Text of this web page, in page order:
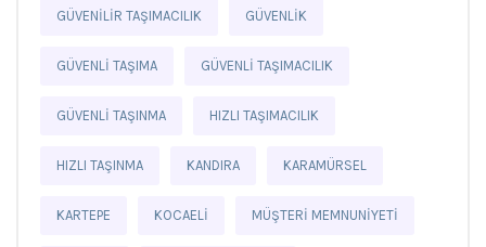
GÜVENILIR TAŞIMACILIK GÜVENLIK
GÜVENLI TAŞIMA GÜVENLI TAŞIMACILIK
GÜVENLI TAŞINMA HIZLI TAŞIMACILIK
HIZLI TAŞINMA KANDIRA KARAMÜRSEL
KARTEPE KOCAELI MÜŞTERI MEMNUNIYETI